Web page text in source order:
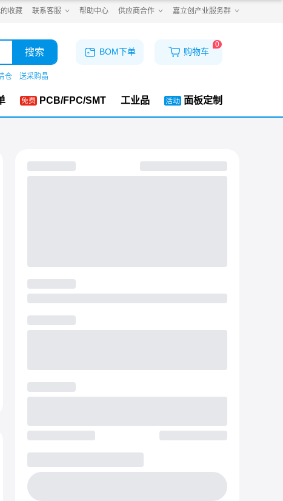
收藏 联系客服 帮助中心 供应商合作 嘉立创产业服务群
搜索
仓 送采购晶
BOM下单 购物车
0
PCB/FPC/SMT 工业品 面板定制